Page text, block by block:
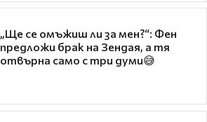
„Ще се омъжиш ли за мен?“: Фен
предложи брак на Зендая, а тя
отвърна само с три думи😅